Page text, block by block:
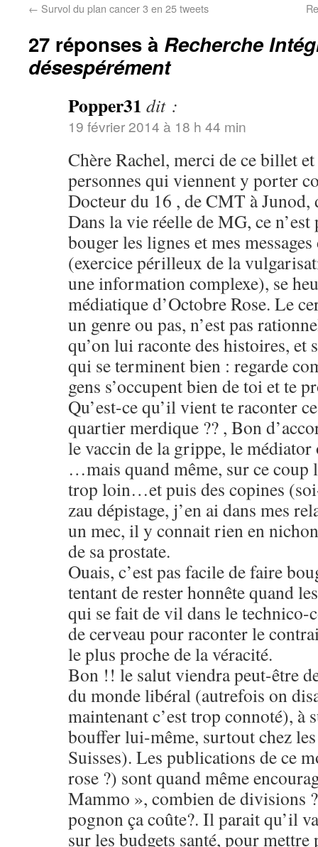
← Survol du plan cancer 3 en 25 tweets
27 réponses à Recherche
désespérément
Popper31 dit :
19 février 2014 à 18 h 44 min
Chère Rachel, merci de ce billet
personnes qui viennent y porter
Docteur du 16 , de CMT à
Dans la vie réelle de MG, ce
bouger les lignes et mes
(exercice périlleux de la
une information complexe), se
médiatique d’Octobre Rose. Le
un genre ou pas, n’est pas
qu’on lui raconte des histoires, et
qui se terminent bien : regarde
gens s’occupent bien de toi et te
Qu’est-ce qu’il vient te raconter
quartier merdique ?? , Bon
le vaccin de la grippe, le
…mais quand même, sur ce coup
trop loin…et puis des copines
zau dépistage, j’en ai dans mes
un mec, il y connait rien en
de sa prostate.
Ouais, c’est pas facile de faire
tentant de rester honnête quand
qui se fait de vil dans le technico-
de cerveau pour raconter le
le plus proche de la véracité.
Bon !! le salut viendra peut-être
du monde libéral (autrefois on
maintenant c’est trop connoté), à
bouffer lui-même, surtout chez
Suisses). Les publications de ce
rose ?) sont quand même
Mammo », combien de divisions
pognon ça coûte?. Il parait qu’il
sur les budgets santé, pour